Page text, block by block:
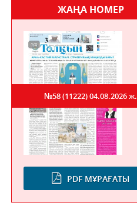
ЖАҢА НОМЕР
PDF МҰРАҒАТЫ
№58 (11222)04.08.2026 ж.